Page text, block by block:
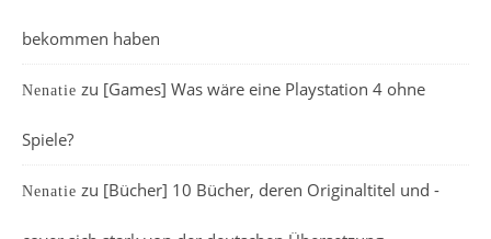
bekommen haben
Nenatie zu [Games] Was wäre eine Playstation 4 ohne
Spiele?
Nenatie zu [Bücher] 10 Bücher, deren Originaltitel und -